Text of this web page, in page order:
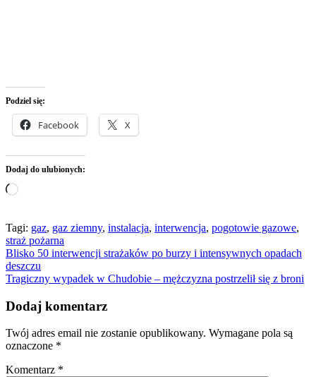
Podziel się:
Facebook X
Dodaj do ulubionych:
Wczytywanie…
Tagi: gaz, gaz ziemny, instalacja, interwencja, pogotowie gazowe,
straż pożarna
Nawigacja
wpisu
Blisko 50 interwencji strażaków po burzy i intensywnych opadach
deszczu
Tragiczny wypadek w Chudobie – mężczyzna postrzelił się z broni
Dodaj komentarz
Twój adres email nie zostanie opublikowany. Wymagane pola są
oznaczone *
Komentarz *